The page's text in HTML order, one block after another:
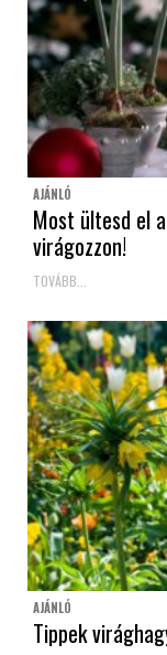
AJÁNLÓ
Most ültesd el
virágozzon!
TOVÁBB...
AJÁNLÓ
Tippek